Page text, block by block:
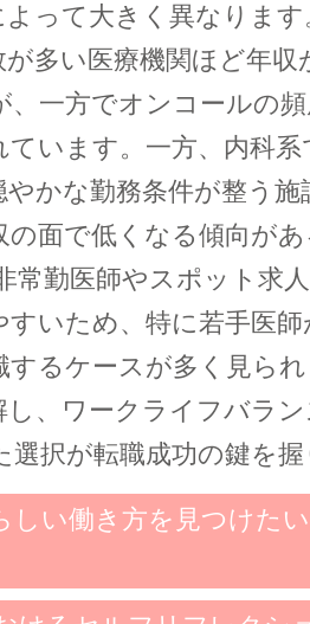
よって大きく異なりま
多い医療機関ほど年収
、一方でオンコールの
います。一方、内科系
かな勤務条件が整う施
の面で低くなる傾向が
勤医師やスポット求
すいため、特に若手医
するケースが多く見ら
し、ワークライフバラ
選択が転職成功の鍵を
しい働き方を見つけた